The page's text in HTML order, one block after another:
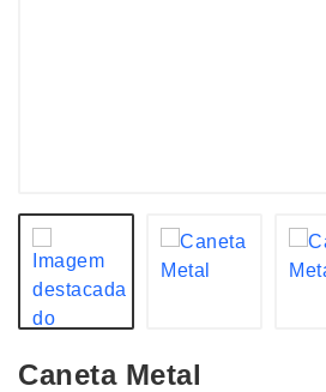
Caneta Metal